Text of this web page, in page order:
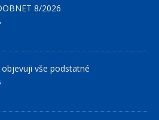
8/2026
objevuji vše podstatné